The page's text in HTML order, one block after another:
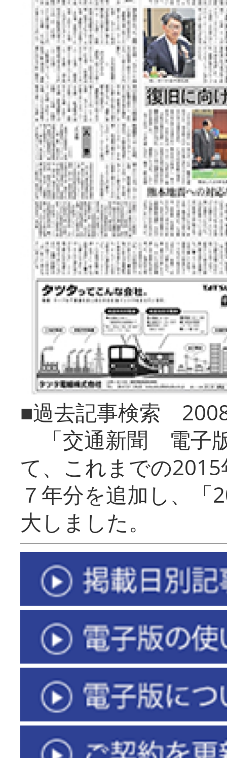
■過去記事検索
「交通新聞 電子
て、これまでの
７年分を追加し、「
大しまし